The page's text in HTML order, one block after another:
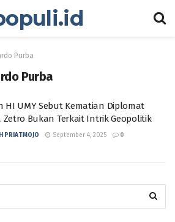
Purba
Purba
HI UMY Sebut Kematian Diplomat
Zetro Bukan Terkait Intrik Geopolitik
PRIATMOJO September 4, 2025 0